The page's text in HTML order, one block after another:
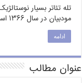
تله تئاتر بسیار
مودبیان در سال ۱۳۶۶ است. دو باجناق در …
ادامه
عنوان مطالب